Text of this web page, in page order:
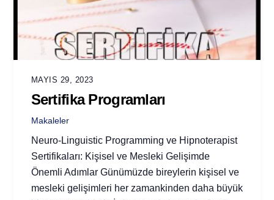
MAYIS 29, 2023
Sertifika Programları
Makaleler
Neuro-Linguistic Programming ve Hipnoterapist
Sertifikaları: Kişisel ve Mesleki Gelişimde
Önemli Adımlar Günümüzde bireylerin kişisel ve
mesleki gelişimleri her zamankinden daha büyük